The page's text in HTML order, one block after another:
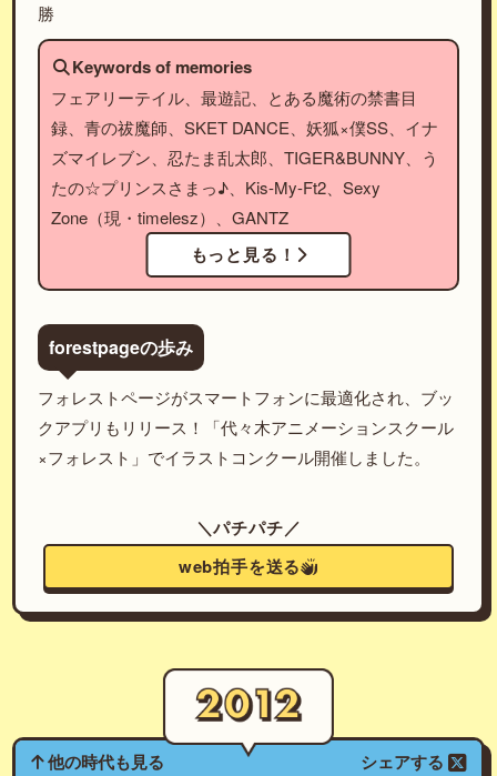
勝
Keywords of memories
フェアリーテイル、最遊記、とある魔術の禁書目
録、青の祓魔師、SKET DANCE、妖狐×僕SS、イナ
ズマイレブン、忍たま乱太郎、TIGER&BUNNY、う
たの☆プリンスさまっ♪、Kis-My-Ft2、Sexy
Zone（現・timelesz）、GANTZ
もっと見る！
forestpageの歩み
フォレストページがスマートフォンに最適化され、ブッ
クアプリもリリース！「代々木アニメーションスクール
×フォレスト」でイラストコンクール開催しました。
＼パチパチ／
web拍手を送る
他の時代も見る シェアする